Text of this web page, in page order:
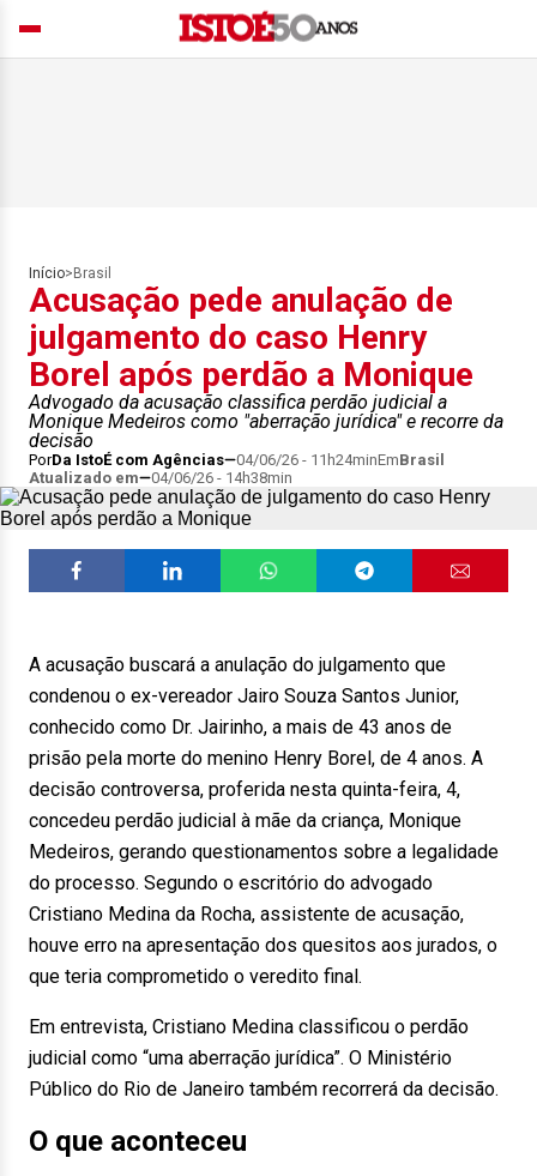
Início> Brasil
Acusação pede anulação de
julgamento do caso Henry
Borel após perdão a Monique
Advogado da acusação classifica perdão judicial a
Monique Medeiros como "aberração jurídica" e recorre da
decisão
PorDa IstoÉ com Agências 04/06/26 - 11h24minEmBrasil
Atualizado em
04/06/26 - 14h38min
A acusação buscará a anulação do julgamento que
condenou o ex-vereador Jairo Souza Santos Junior,
conhecido como Dr. Jairinho, a mais de 43 anos de
prisão pela morte do menino Henry Borel, de 4 anos. A
decisão controversa, proferida nesta quinta-feira, 4,
concedeu perdão judicial à mãe da criança, Monique
Medeiros, gerando questionamentos sobre a legalidade
do processo. Segundo o escritório do advogado
Cristiano Medina da Rocha, assistente de acusação,
houve erro na apresentação dos quesitos aos jurados, o
que teria comprometido o veredito final.
Em entrevista, Cristiano Medina classificou o perdão
judicial como “uma aberração jurídica”. O Ministério
Público do Rio de Janeiro também recorrerá da decisão.
O que aconteceu